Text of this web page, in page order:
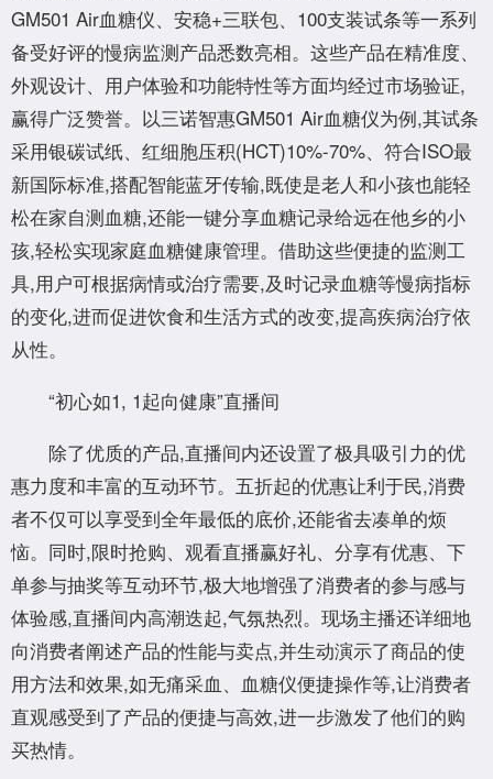
GM501 Air血糖仪、安稳+三联包、100支装试条等一系列
备受好评的慢病监测产品悉数亮相。这些产品在精准度、
外观设计、用户体验和功能特性等方面均经过市场验证,
赢得广泛赞誉。以三诺智惠GM501 Air血糖仪为例,其试条
采用银碳试纸、红细胞压积(HCT)10%-70%、符合ISO最
新国际标准,搭配智能蓝牙传输,既使是老人和小孩也能轻
松在家自测血糖,还能一键分享血糖记录给远在他乡的小
孩,轻松实现家庭血糖健康管理。借助这些便捷的监测工
具,用户可根据病情或治疗需要,及时记录血糖等慢病指标
的变化,进而促进饮食和生活方式的改变,提高疾病治疗依
从性。
“初心如1, 1起向健康”直播间
除了优质的产品,直播间内还设置了极具吸引力的优
惠力度和丰富的互动环节。五折起的优惠让利于民,消费
者不仅可以享受到全年最低的底价,还能省去凑单的烦
恼。同时,限时抢购、观看直播赢好礼、分享有优惠、下
单参与抽奖等互动环节,极大地增强了消费者的参与感与
体验感,直播间内高潮迭起,气氛热烈。现场主播还详细地
向消费者阐述产品的性能与卖点,并生动演示了商品的使
用方法和效果,如无痛采血、血糖仪便捷操作等,让消费者
直观感受到了产品的便捷与高效,进一步激发了他们的购
买热情。